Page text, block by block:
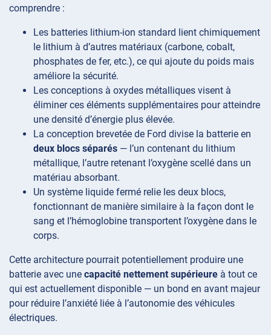
comprendre :
Les batteries lithium-ion standard lient chimiquement
le lithium à d’autres matériaux (carbone, cobalt,
phosphates de fer, etc.), ce qui ajoute du poids mais
améliore la sécurité.
Les conceptions à oxydes métalliques visent à
éliminer ces éléments supplémentaires pour atteindre
une densité d’énergie plus élevée.
La conception brevetée de Ford divise la batterie en
deux blocs séparés — l’un contenant du lithium
métallique, l’autre retenant l’oxygène scellé dans un
matériau absorbant.
Un système liquide fermé relie les deux blocs,
fonctionnant de manière similaire à la façon dont le
sang et l’hémoglobine transportent l’oxygène dans le
corps.
Cette architecture pourrait potentiellement produire une
batterie avec une capacité nettement supérieure à tout ce
qui est actuellement disponible — un bond en avant majeur
pour réduire l’anxiété liée à l’autonomie des véhicules
électriques.